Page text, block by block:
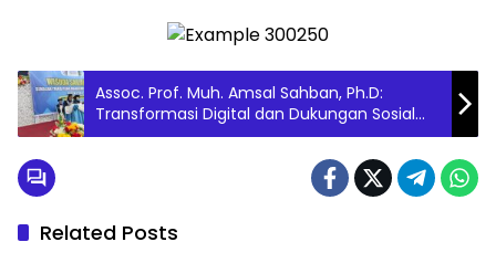
Assoc. Prof. Muh. Amsal Sahban, Ph.D:
Transformasi Digital dan Dukungan Sosial
Kunci Tingkatkan Kompetensi
Related Posts